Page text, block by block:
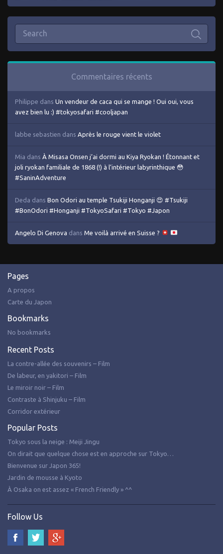
Commentaires récents
Philippe dans Un vendeur de caca qui se mange ! Oui oui, vous
avez bien lu :) #tokyosafari #cooljapan
labbe sebastien dans Après le rouge vient le violet
Mia dans À Misasa Onsen j’ai dormi au Kiya Ryokan ! Étonnant et
joli ryokan familiale de 1868 (!) à l’intérieur labyrinthique 😳
#SaninAdventure
Deda dans Bon Odori au temple Tsukiji Honganji 😍 #Tsukiji
#BonOdori #Honganji #TokyoSafari #Tokyo #Japon
Angelo Di Genova dans Me voilà arrivé en Suisse ?
Pages
A propos
Carte du Japon
Bookmarks
No bookmarks
Recent Posts
La contre-allée des souvenirs – Film
De labeur, en yakitori – Film
Le miroir noir – Film
Contraste à Shinjuku – Film
Corridor extérieur
Popular Posts
Tokyo sous la neige : Meiji Jingu
On dirait que quelque chose est en approche sur Tokyo…
Bienvenue sur Japon 365!
Jardin de mousse à Kyoto
À Osaka on est assez « French Friendly » ^^
Follow Us